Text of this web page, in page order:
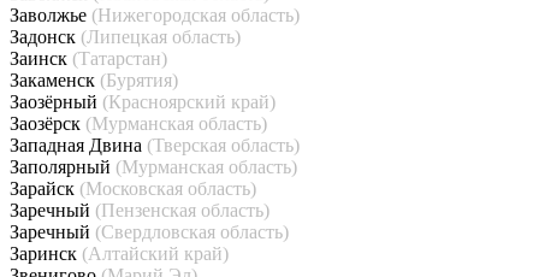
Заволжье (Нижегородская область)
Задонск (Липецкая область)
Заинск (Татарстан)
Закаменск (Бурятия)
Заозёрный (Красноярский край)
Заозёрск (Мурманская область)
Западная Двина (Тверская область)
Заполярный (Мурманская область)
Зарайск (Московская область)
Заречный (Пензенская область)
Заречный (Свердловская область)
Заринск (Алтайский край)